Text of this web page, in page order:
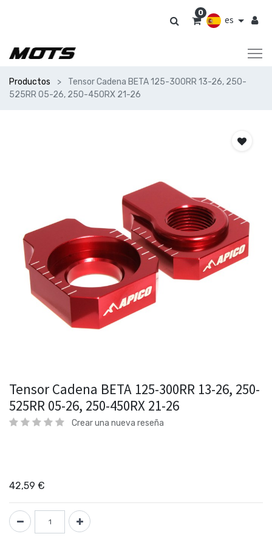
es
0
Productos
Tensor Cadena BETA 125-300RR 13-26, 250-
525RR 05-26, 250-450RX 21-26
Tensor Cadena BETA 125-300RR 13-26, 250-
525RR 05-26, 250-450RX 21-26
Crear una nueva reseña
42,59 €